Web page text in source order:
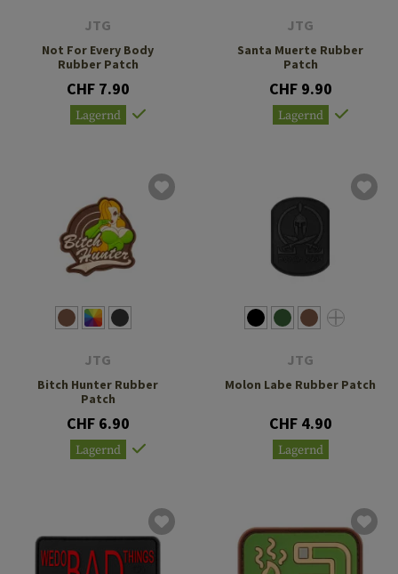
JTG
Not For Every Body
Rubber Patch
CHF 7.90
Lagernd
JTG
Santa Muerte Rubber
Patch
CHF 9.90
Lagernd
JTG
Bitch Hunter Rubber
Patch
CHF 6.90
Lagernd
JTG
Molon Labe Rubber Patch
CHF 4.90
Lagernd